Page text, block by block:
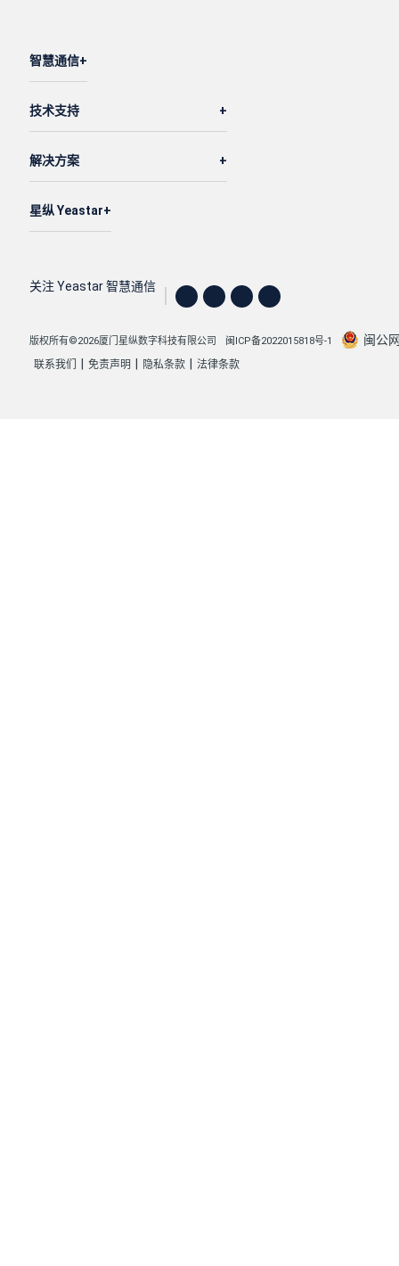
智慧通信
技术支持
解决方案
星纵 Yeastar
关注 Yeastar 智慧通信
版权所有©2026厦门星纵数字科技有限公司 闽ICP备2022015818号-1 闽公
联系我们 免责声明 隐私条款 法律条款